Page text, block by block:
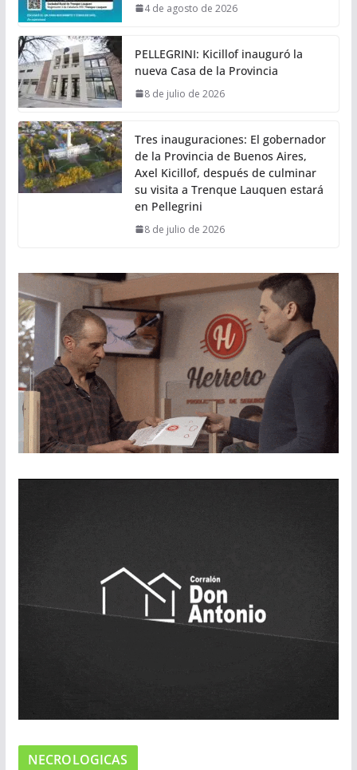
4 de agosto de 2026
PELLEGRINI: Kicillof inauguró la
nueva Casa de la Provincia
8 de julio de 2026
Tres inauguraciones: El gobernador
de la Provincia de Buenos Aires,
Axel Kicillof, después de culminar
su visita a Trenque Lauquen estará
en Pellegrini
8 de julio de 2026
NECROLOGICAS